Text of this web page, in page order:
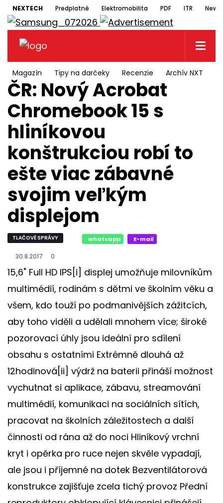
NEXTECH Predplatné Elektromobilita PDF ITR
Magazín Tipy na darčeky Recenzie Archív NXT
ČR: Nový Acrobat
Chromebook 15 s
hliníkovou
konštrukciou robí to
ešte viac zábavné
svojim veľkým
displejom
TLAČOVÉ SPRÁVY whatsapp E-mail
30.8.2017 0
15,6" Full HD IPS[i] displej umožňuje milovníkům
multimédií, rodinám s dětmi ve školním věku a
všem, kdo touží po podmanivějších zážitcích,
aby toho viděli a udělali mnohem více; široké
pozorovací úhly jsou ideální pro sdílení
obsahu s ostatními Extrémně dlouhá až
12hodinová[ii] výdrž na baterii přináší možnost
vychutnat si aplikace, zábavu, streamování
multimédií, komunikaci na sociálních sítích,
pracovat na školních záležitostech a další
činnosti od rána až do noci Hliníkový vrchní
kryt i opěrka pro ruce nejen skvěle vypadají,
ale jsou i příjemné na dotek Bezventilátorová
konstrukce zajišťuje zcela tichý provoz Přední